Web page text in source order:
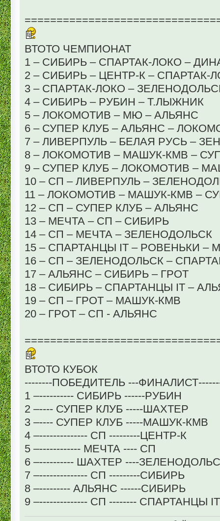
ВТОТО ЧЕМПИОНАТ
1 – СИБИРЬ – СПАРТАК-ЛОКО –
2 – СИБИРЬ – ЦЕНТР-К – СПАРТАК-
3 – СПАРТАК-ЛОКО –
4 – СИБИРЬ – РУБИН – Т.ЛЫЖНИК
5 – ЛОКОМОТИВ – МЮ – АЛЬЯНС
6 – СУПЕР КЛУБ – АЛЬЯНС –
7 – ЛИВЕРПУЛЬ – БЕЛАЯ РУСЬ –
8 – ЛОКОМОТИВ – МАШУК-КМВ –
9 – СУПЕР КЛУБ – ЛОКОМОТИВ –
10 – СП – ЛИВЕРПУЛЬ –
11 – ЛОКОМОТИВ – МАШУК-КМВ –
12 – СП – СУПЕР КЛУБ – АЛЬЯНС
13 – МЕЧТА – СП – СИБИРЬ
14 – СП – МЕЧТА – ЗЕЛЕНОДОЛЬСК
15 – СПАРТАНЦЫ IT – РОВЕНЬКИ –
16 – СП – ЗЕЛЕНОДОЛЬСК –
17 – АЛЬЯНС – СИБИРЬ – ГРОТ
18 – СИБИРЬ – СПАРТАНЦЫ IT –
19 – СП – ГРОТ – МАШУК-КМВ
20 – ГРОТ – СП - АЛЬЯНС
ВТОТО КУБОК
--------ПОБЕДИТЕЛЬ ---
1 –---------- СИБИРЬ ------РУБИН
2 –---- СУПЕР КЛУБ -----ШАХТЕР
3 –---- СУПЕР КЛУБ -----МАШУК-КМВ
4 –-------------- СП ---------ЦЕНТР-К
5 –------------ МЕЧТА ---- СП
6 –---------- ШАХТЕР ----
7 –-------------- СП ---------СИБИРЬ
8 –--------- АЛЬЯНС ------СИБИРЬ
9 –-------------- СП -------- СПАРТАНЦЫ IT